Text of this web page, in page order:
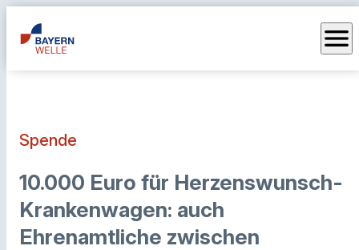
menu
Spende
10.000 Euro für Herzenswunsch-
Krankenwagen: auch
Ehrenamtliche zwischen